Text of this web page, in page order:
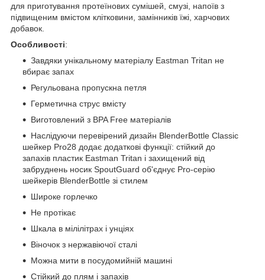
для приготування протеїнових сумішей, смузі, напоїв з
підвищеним вмістом клітковини, замінників їжі, харчових
добавок.
Особливості:
Завдяки унікальному матеріалу Eastman Tritan не
вбирає запах
Регульована пропускна петля
Герметична струс вмісту
Виготовлений з BPA Free матеріалів
Наслідуючи перевірений дизайн BlenderBottle Classic
шейкер Pro28 додає додаткові функції: стійкий до
запахів пластик Eastman Tritan і захищений від
забруднень носик SpoutGuard об'єднує Pro-серію
шейкерів BlenderBottle зі стилем
Широке горлечко
Не протікає
Шкала в мілілітрах і унціях
Віночок з нержавіючої сталі
Можна мити в посудомийній машині
Стійкий до плям і запахів